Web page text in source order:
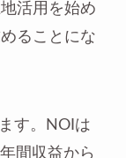
活用を始め
ることにな
す。NOIは
間収益から